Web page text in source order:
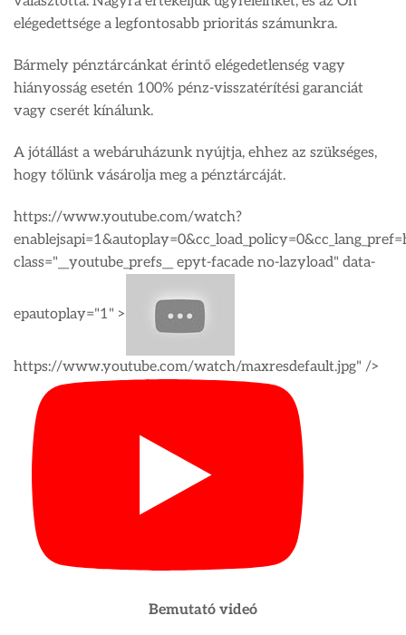
elégedettsége a legfontosabb prioritás számunkra.
Bármely pénztárcánkat érintő elégedetlenség vagy
hiányosság esetén 100% pénz-visszatérítési garanciát
vagy cserét kínálunk.
A jótállást a webáruházunk nyújtja, ehhez az szükséges,
hogy tőlünk vásárolja meg a pénztárcáját.
https://www.youtube.com/watch?
class="__youtube_prefs__ epyt-facade no-lazyload" data-
epautoplay="1" >
https://www.youtube.com/watch/maxresdefault.jpg" />
Bemutató videó